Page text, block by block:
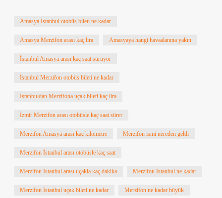
Amasya İstanbul otobüs bileti ne kadar
Amasya Merzifon arası kaç lira Amasyaya hangi havaalanına yakın
İstanbul Amasya arası kaç saat sürüyor
İstanbul Merzifon otobüs bileti ne kadar
İstanbuldan Merzifona uçak bileti kaç lira
İzmir Merzifon arası otobüsle kaç saat sürer
Merzifon Amasya arası kaç kilometre Merzifon ismi nereden geldi
Merzifon İstanbul arası otobüsle kaç saat
Merzifon İstanbul arası uçakla kaç dakika Merzifon İstanbul ne kadar
Merzifon İstanbul uçak bileti ne kadar Merzifon ne kadar büyük